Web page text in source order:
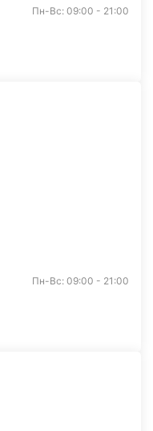
Пн-Вс: 09:00 - 21:00
Пн-Вс: 09:00 - 21:00